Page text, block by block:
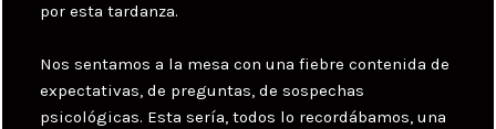
por esta tardanza.
Nos sentamos a la mesa con una fiebre contenida de
expectativas, de preguntas, de sospechas
psicológicas. Esta sería, todos lo recordábamos, una